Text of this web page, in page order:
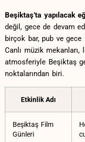
Beşiktaş’ta yapılacak
değil, ⁢gece de devam
birçok bar, pub ve​ gece
Canlı⁤ müzik
atmosferiyle Beşiktaş
noktalarından ‌biri.
Etkinlik Adı
Beşiktaş Film
Günleri